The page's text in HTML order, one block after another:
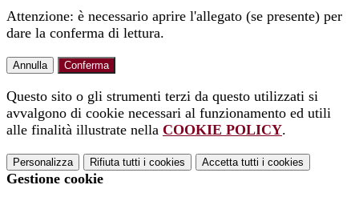
Attenzione: è necessario aprire l'allegato (se presente) per
dare la conferma di lettura.
Annulla Conferma
Questo sito o gli strumenti terzi da questo utilizzati si
avvalgono di cookie necessari al funzionamento ed utili
alle finalità illustrate nella COOKIE POLICY.
Personalizza Rifiuta tutti i cookies Accetta tutti i cookies
Gestione cookie